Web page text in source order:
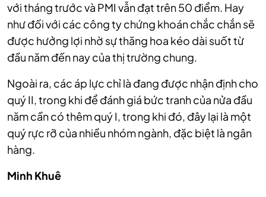
với tháng trước và PMI vẫn đạt trên 50 điểm. Hay
như đối với các công ty chứng khoán chắc chắn sẽ
được hưởng lợi nhờ sự thăng hoa kéo dài suốt từ
đầu năm đến nay của thị trường chung.
Ngoài ra, các áp lực chỉ là đang được nhận định cho
quý II, trong khi để đánh giá bức tranh của nửa đầu
năm cần có thêm quý I, trong khi đó, đây lại là một
quý rực rỡ của nhiều nhóm ngành, đặc biệt là ngân
hàng.
Minh Khuê